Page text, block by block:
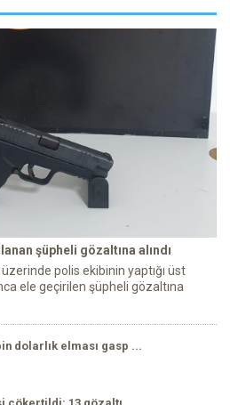
şüpheli gözaltına alındı
polis ekibinin yaptığı üst
ele geçirilen şüpheli gözaltına
dolarlık elması gasp ...